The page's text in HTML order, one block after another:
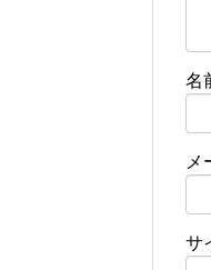
名
メ
サ